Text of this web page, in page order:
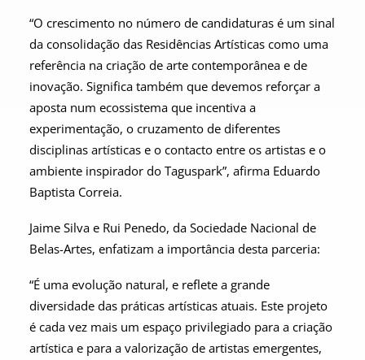
“O crescimento no número de candidaturas é um sinal
da consolidação das Residências Artísticas como uma
referência na criação de arte contemporânea e de
inovação. Significa também que devemos reforçar a
aposta num ecossistema que incentiva a
experimentação, o cruzamento de diferentes
disciplinas artísticas e o contacto entre os artistas e o
ambiente inspirador do Taguspark”, afirma Eduardo
Baptista Correia.
Jaime Silva e Rui Penedo, da Sociedade Nacional de
Belas-Artes, enfatizam a importância desta parceria:
“É uma evolução natural, e reflete a grande
diversidade das práticas artísticas atuais. Este projeto
é cada vez mais um espaço privilegiado para a criação
artística e para a valorização de artistas emergentes,